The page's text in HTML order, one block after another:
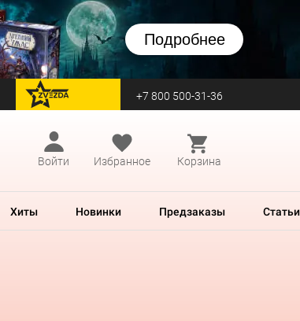
Подробнее
перейти на Zvezda +7 800 500-31-36
Войти
Избранное Корзина
Хиты Новинки Предзаказы Статьи